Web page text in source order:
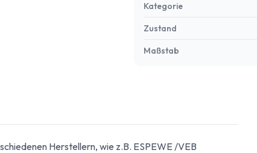
Kategorie
Zustand
Maßstab
Herstellern, wie z.B. ESPEWE /VEB